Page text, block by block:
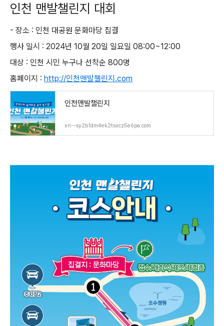
인천 맨발챌린지 대회
- 장소 : 인천 대공원 문화마당 집결
행사 일시 : 2024년 10월 20일 일요일 08:00~12:00
대상 : 인천 시민 누구나 선착순 800명
홈페이지 : http://인천맨발챌린지.com
인천맨발챌린지
xn--sy2b1dm4ek2tsxcz5e6pa.com